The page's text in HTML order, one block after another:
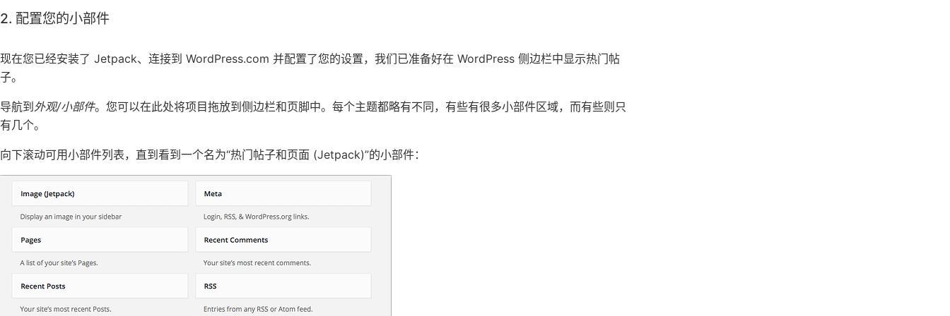
2. 配置您的小部件
现在您已经安装了 Jetpack、连接到 WordPress.com 并配置了您的设置，我们已准备好在 WordPress 侧边栏中显示热门帖
子。
导航到 外观/小部件。您可以在此处将项目拖放到侧边栏和页脚中。每个主题都略有不同，有些有很多小部件区域，而有些则只
有几个。
向下滚动可用小部件列表，直到看到一个名为“热门帖子和页面 (Jetpack)”的小部件：